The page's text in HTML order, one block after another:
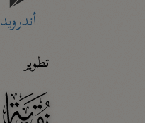
أندرويد
تطوير